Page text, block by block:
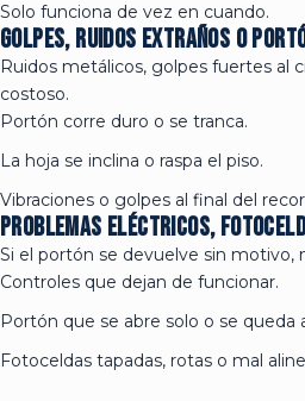
Solo funciona de vez en cuando.
Golpes, ruidos extraños o
Ruidos metálicos, golpes fuertes al
costoso.
Portón corre duro o se tranca.
La hoja se inclina o raspa el piso.
Vibraciones o golpes al final del
Problemas eléctricos,
Si el portón se devuelve sin motivo,
Controles que dejan de funcionar.
Portón que se abre solo o se queda
Fotoceldas tapadas, rotas o mal